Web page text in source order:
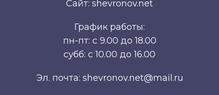
Сайт: shevronov.net
График работы:
пн-пт: с 9.00 до 18.00
субб: с 10.00 до 16.00
Эл. почта: shevronov.net@mail.ru